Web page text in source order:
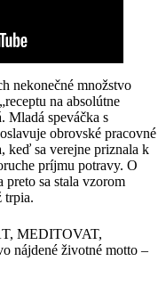
nekonečné množstvo
na absolútne
Mladá speváčka s
obrovské pracovné
keď sa verejne priznala k
príjmu potravy. O
sa stala vzorom
trpia.
MEDITOVAT,
nájdené životné motto –